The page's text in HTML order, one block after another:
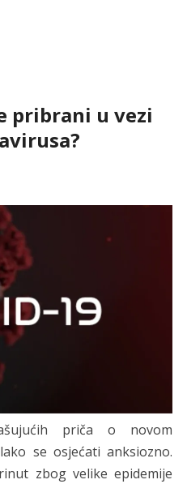
pribrani u vezi
priča o novom
se osjećati anksiozno.
zbog velike epidemije